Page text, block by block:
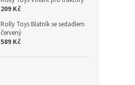
209 Kč
Rolly Toys Blatník se sedadlem
červený
589 Kč